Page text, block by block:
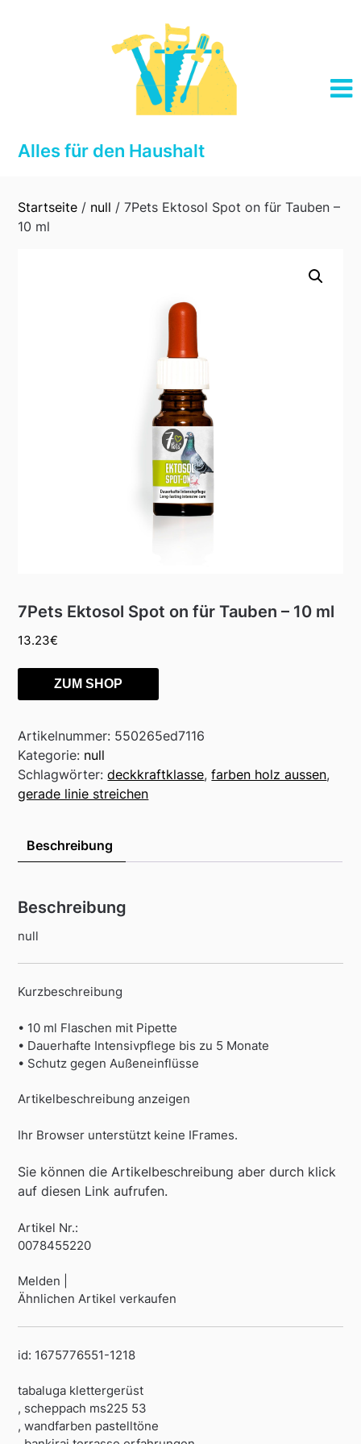
Alles für den Haushalt
Startseite / null / 7Pets Ektosol Spot on für Tauben –
10 ml
7Pets Ektosol Spot on für Tauben – 10 ml
13.23€
ZUM SHOP
Artikelnummer: 550265ed7116
Kategorie: null
Schlagwörter:deckkraftklasse,farben holz aussen,
gerade linie streichen
Beschreibung
Beschreibung
null
Kurzbeschreibung
• 10 ml Flaschen mit Pipette
• Dauerhafte Intensivpflege bis zu 5 Monate
• Schutz gegen Außeneinflüsse
Artikelbeschreibung anzeigen
Ihr Browser unterstützt keine IFrames.
Sie können die Artikelbeschreibung aber durch klick
auf diesen Link aufrufen.
Artikel Nr.:
0078455220
Melden |
Ähnlichen Artikel verkaufen
id: 1675776551-1218
tabaluga klettergerüst
, scheppach ms225 53
, wandfarben pastelltöne